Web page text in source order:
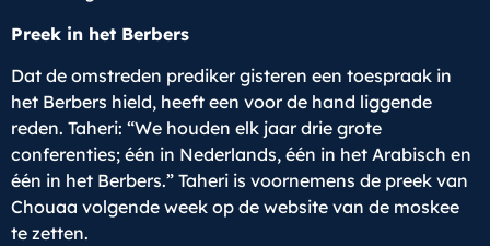
Preek in het Berbers
Dat de omstreden prediker gisteren een toespraak in
het Berbers hield, heeft een voor de hand liggende
reden. Taheri: “We houden elk jaar drie grote
conferenties; één in Nederlands, één in het Arabisch en
één in het Berbers.” Taheri is voornemens de preek van
Chouaa volgende week op de website van de moskee
te zetten.